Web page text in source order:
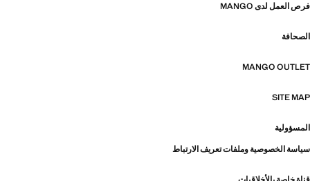
فرص العمل لدى MANGO
الصحافة
MANGO OUTLET
SITE MAP
المسؤولية
سياسة الخصوصية وملفات تعريف الارتباط